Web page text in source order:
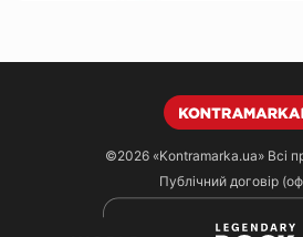
©2026 «Kontramarka.ua»Всі
Публічний договір